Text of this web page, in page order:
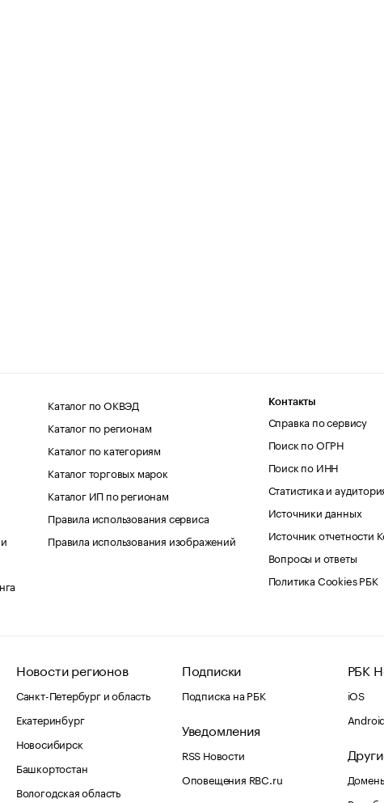
Каталог по ОКВЭД
Каталог по регионам
Каталог по категориям
Каталог торговых марок
Каталог ИП по регионам
Правила использования сервиса
Правила использования изображений
Контакты
Справка по сервису
Поиск по ОГРН
Поиск по ИНН
Статистика и
Источники данных
Источник отчетности
Вопросы и ответы
Политика Cookies РБК
Новости регионов
Санкт-Петербург и область
Екатеринбург
Новосибирск
Башкортостан
Вологодская область
Подписки
Подписка на РБК
Уведомления
RSS Новости
Оповещения RBC.ru
РБК
iOS